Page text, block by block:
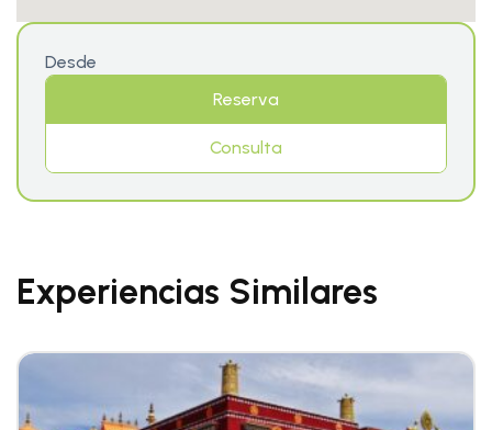
Desde
Reserva
Consulta
Experiencias Similares